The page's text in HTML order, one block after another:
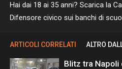
Hai dai 18 ai 35 anni? Scarica la
Difensore civico sui banchi di
ARTICOLI CORRELATI ALTRO
Blitz tra Napoli